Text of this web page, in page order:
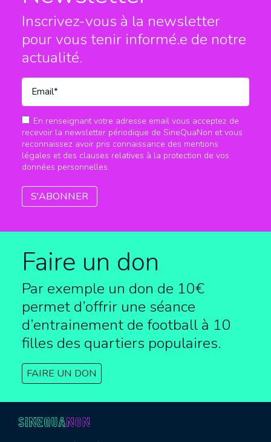
Inscrivez-vous à la newsletter
pour vous tenir informé.e de notre
actualité.
En renseignant votre adresse email vous acceptez de
recevoir la newsletter périodique de SineQuaNon et vous
reconnaissez avoir pris connaissance des mentions
légales et des clauses relatives à la protection de vos
données personnelles.
Faire un don
Par exemple un don de 10€
permet d’offrir une séance
d’entrainement de football à 10
filles des quartiers populaires.
FAIRE UN DON